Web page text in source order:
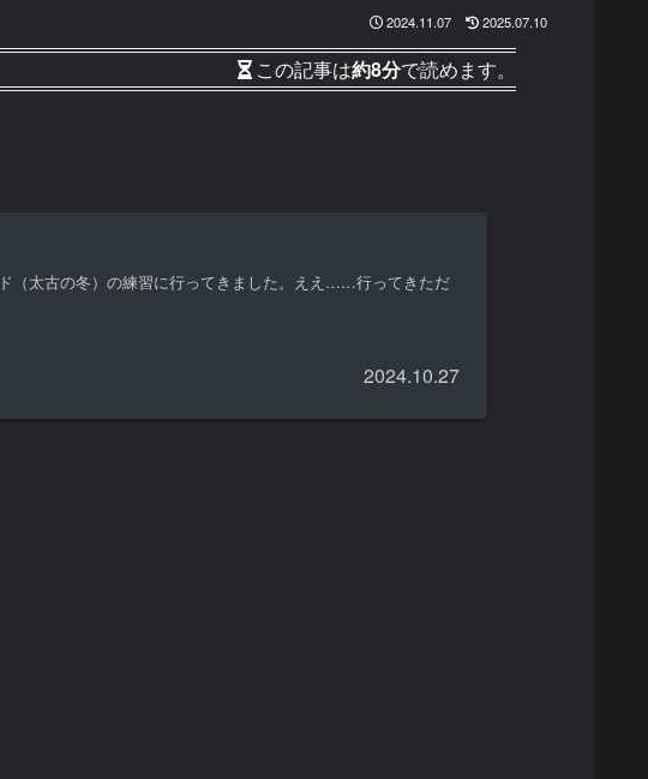
2024.11.07 2025.07.10
この記事は約8分で読めます。
（太古の冬）の練習に行ってきました。ええ……行ってきただ
2024.10.27